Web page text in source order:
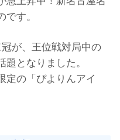
す。
が、王位戦対局中の
となりました。
定の「ぴよりんアイ